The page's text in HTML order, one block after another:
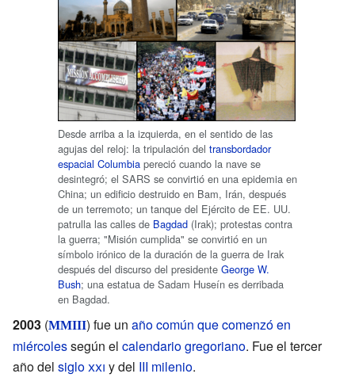
Desde arriba a la izquierda, en el sentido de las
agujas del reloj: la tripulación del transbordador
espacial Columbia pereció cuando la nave se
desintegró; el SARS se convirtió en una epidemia en
China; un edificio destruido en Bam, Irán, después
de un terremoto; un tanque del Ejército de EE. UU.
patrulla las calles de Bagdad (Irak); protestas contra
la guerra; "Misión cumplida" se convirtió en un
símbolo irónico de la duración de la guerra de Irak
después del discurso del presidente George W.
Bush; una estatua de Sadam Huseín es derribada
en Bagdad.
2003 (MMIII) fue un año común que comenzó en
miércolessegún el calendario gregoriano. Fue el tercer
año del sigloxxi y del III milenio.